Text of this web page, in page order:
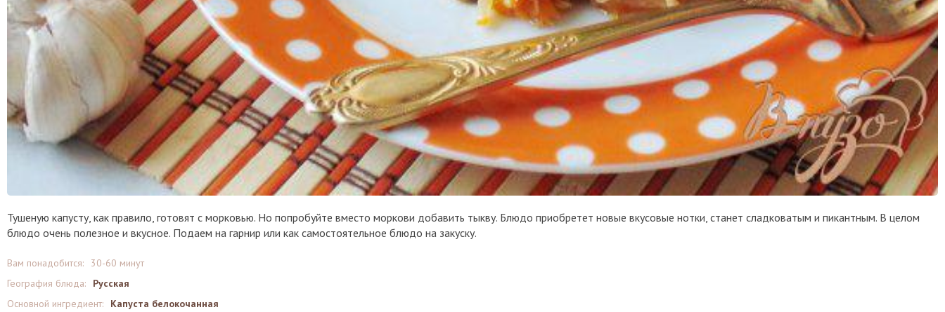
Тушеную капусту, как правило, готовят с морковью. Но попробуйте вместо моркови добавить тыкву. Блюдо приобретет новые вкусовые нотки, станет сладковатым и пикантным. В целом
блюдо очень полезное и вкусное. Подаем на гарнир или как самостоятельное блюдо на закуску.
Вам понадобится:
30-60 минут
География блюда:
Русская
Основной ингредиент:
Капуста белокочанная